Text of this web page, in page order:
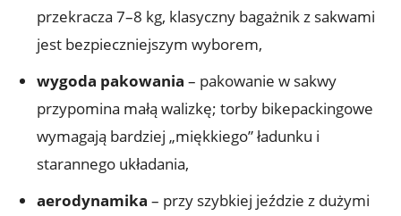
przekracza 7–8 kg, klasyczny bagażnik z sakwami
jest bezpieczniejszym wyborem,
wygoda pakowania – pakowanie w sakwy
przypomina małą walizkę; torby bikepackingowe
wymagają bardziej „miękkiego” ładunku i
starannego układania,
aerodynamika – przy szybkiej jeździe z dużymi